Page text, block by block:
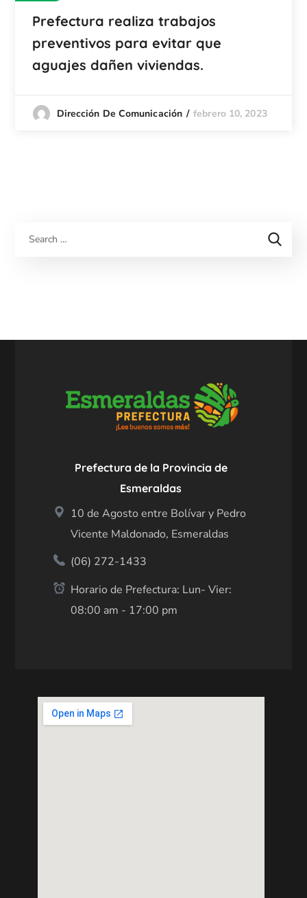
Prefectura realiza trabajos
preventivos para evitar que
aguajes dañen viviendas.
Dirección De Comunicación febrero 10, 2023
Prefectura de la Provincia de
Esmeraldas
10 de Agosto entre Bolívar y Pedro
Vicente Maldonado, Esmeraldas
(06) 272-1433
Horario de Prefectura: Lun- Vier:
08:00 am - 17:00 pm